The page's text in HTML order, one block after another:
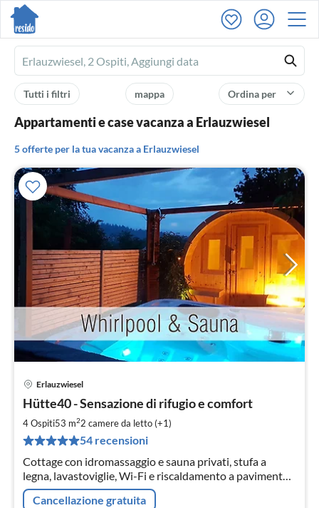
Ferienhausmiete
logo
Ordina per
mappa
Tutti i filtri
Appartamenti e case vacanza a Erlauzwiesel
5 offerte per la tua vacanza a Erlauzwiesel
Erlauzwiesel
Hütte40 - Sensazione di rifugio e comfort
4 Ospiti53 m22 camere da letto (+1)
54 recensioni
Cottage con idromassaggio e sauna privati, stufa a
legna, lavastoviglie, Wi-Fi e riscaldamento a pavimento.
Recintato.
Cancellazione gratuita